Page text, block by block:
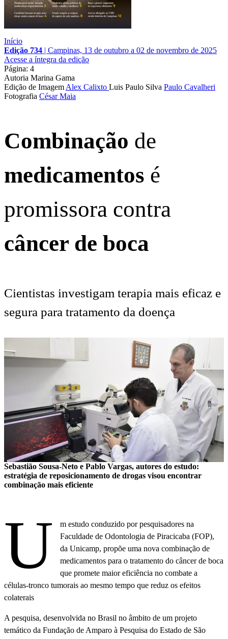
Início
Edição 734 | Campinas, 13 de outubro a 02 de novembro de 2025
Acesse a íntegra da edição
Página: 4
Autoria Marina Gama
Edição de Imagem Alex Calixto Luis Paulo Silva Paulo Cavalheri
Fotografia César Maia
Combinação de
medicamentos é
promissora contra
câncer de boca
Cientistas investigam terapia mais eficaz e
segura para tratamento da doença
Sebastião Sousa-Neto e Pablo Vargas, autores do estudo:
estratégia de reposicionamento de drogas visou encontrar
combinação mais eficiente
U
m estudo conduzido por pesquisadores na
Faculdade de Odontologia de Piracicaba (FOP),
da Unicamp, propõe uma nova combinação de
medicamentos para o tratamento do câncer de boca
que promete maior eficiência no combate a
células-tronco tumorais ao mesmo tempo que reduz os efeitos
colaterais
A pesquisa, desenvolvida no Brasil no âmbito de um projeto
temático da Fundação de Amparo à Pesquisa do Estado de São